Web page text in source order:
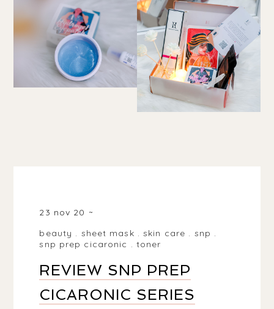
23 nov 20
beauty . sheet mask .skin care . snp .
snp prep cicaronic . toner
REVIEW SNP PREP
CICARONIC SERIES